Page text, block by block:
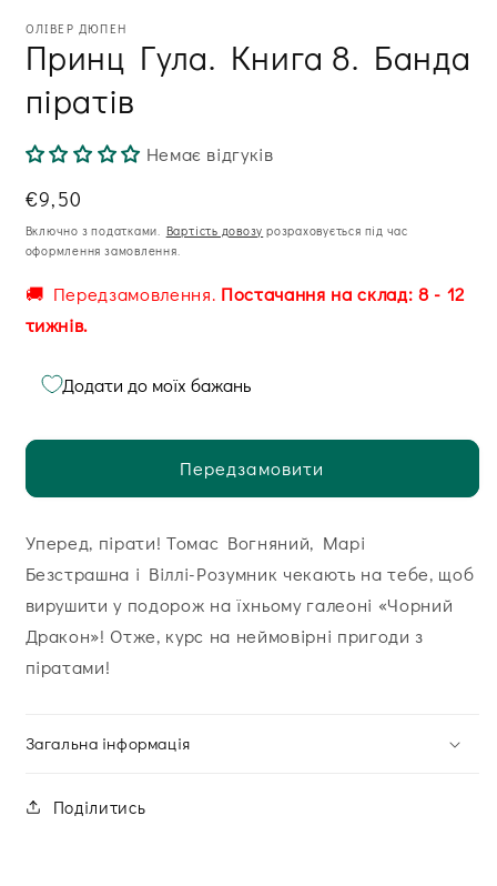
ОЛІВЕР ДЮПЕН
Принц Гула. Книга 8. Банда
піратів
Немає відгуків
Звична
ціна
€9,50
Включно з податками. Вартість довозу розраховується під час
оформлення замовлення.
🚚 Передзамовлення. Постачання на склад: 8 - 12
тижнів.
Додати до моїх бажань
Передзамовити
Уперед, пірати! Томас Вогняний, Марі
Безстрашна і Віллі-Розумник чекають на тебе, щоб
вирушити у подорож на їхньому галеоні «Чорний
Дракон»! Отже, курс на неймовірні пригоди з
піратами!
Загальна інформація
Поділитись